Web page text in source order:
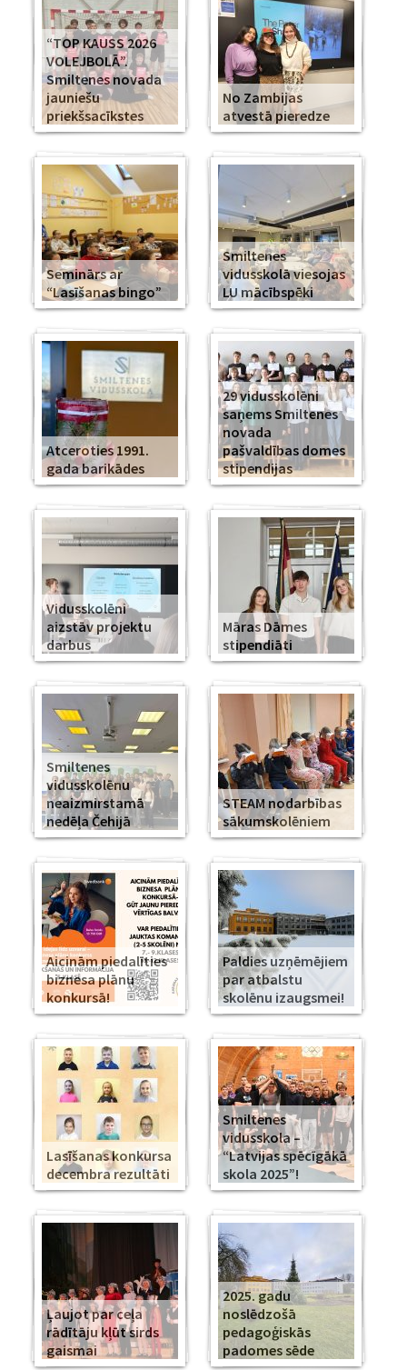
“TOP KAUSS 2026
VOLEJBOLĀ”.
Smiltenes novada
jauniešu
priekšsacīkstes
No Zambijas
atvestā pieredze
Seminārs ar
“Lasīšanas bingo”
Smiltenes
vidusskolā viesojas
LU mācībspēki
Atceroties 1991.
gada barikādes
29 vidusskolēni
saņems Smiltenes
novada
pašvaldības domes
stipendijas
Vidusskolēni
aizstāv projektu
darbus
Māras Dāmes
stipendiāti
Smiltenes
vidusskolēnu
neaizmirstamā
nedēļa Čehijā
STEAM nodarbības
sākumskolēniem
Aicinām piedalīties
biznesa plānu
konkursā!
Paldies uzņēmējiem
par atbalstu
skolēnu izaugsmei!
Lasīšanas konkursa
decembra rezultāti
Smiltenes
vidusskola –
“Latvijas spēcīgākā
skola 2025”!
Ļaujot par ceļa
rādītāju kļūt sirds
gaismai
2025. gadu
noslēdzošā
pedagoģiskās
padomes sēde